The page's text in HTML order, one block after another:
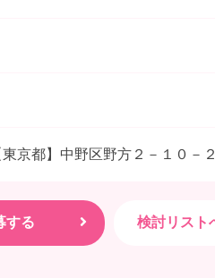
東京都】中野区野方２－１０－２